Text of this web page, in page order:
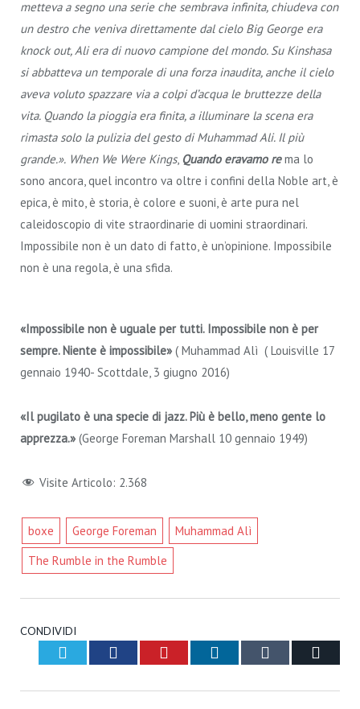
metteva a segno una serie che sembrava infinita, chiudeva con
un destro che veniva direttamente dal cielo Big George era
knock out, Ali era di nuovo campione del mondo. Su Kinshasa
si abbatteva un temporale di una forza inaudita, anche il cielo
aveva voluto spazzare via a colpi d’acqua le bruttezze della
vita. Quando la pioggia era finita, a illuminare la scena era
rimasta solo la pulizia del gesto di Muhammad Ali. Il più
grande.». When We Were Kings, Quando eravamo rema lo
sono ancora, quel incontro va oltre i confini della Noble art, è
epica, è mito, è storia, è colore e suoni, è arte pura nel
caleidoscopio di vite straordinarie di uomini straordinari.
Impossibile non è un dato di fatto, è un’opinione. Impossibile
non è una regola, è una sfida.
«Impossibile non è uguale per tutti. Impossibile non è per
sempre. Niente è impossibile» ( Muhammad Alì ( Louisville 17
gennaio 1940- Scottdale, 3 giugno 2016)
«Il pugilato è una specie di jazz. Più è bello, meno gente lo
apprezza.» (George Foreman Marshall 10 gennaio 1949)
Visite Articolo: 2.368
boxe George Foreman
Muhammad Alì
The Rumble in the Rumble
CONDIVIDI
Twitter Facebook Pinterest LinkedIn Tumblr